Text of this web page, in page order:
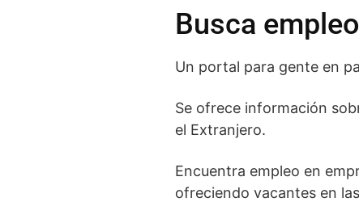
Busca
Un portal para gente en
Se ofrece información
el Extranjero.
Encuentra empleo en
ofreciendo vacantes en